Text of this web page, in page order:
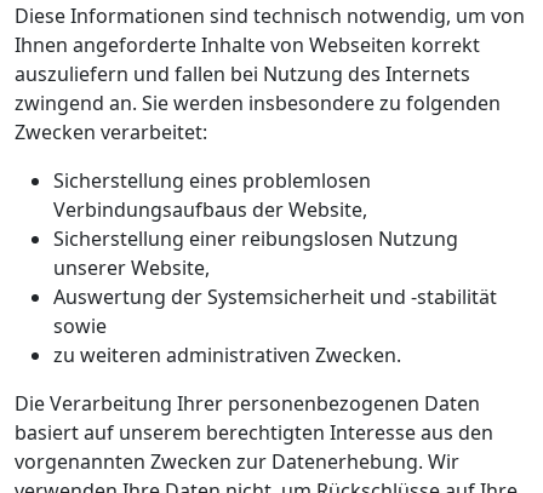
Diese Informationen sind technisch notwendig, um von
Ihnen angeforderte Inhalte von Webseiten korrekt
auszuliefern und fallen bei Nutzung des Internets
zwingend an. Sie werden insbesondere zu folgenden
Zwecken verarbeitet:
Sicherstellung eines problemlosen
Verbindungsaufbaus der Website,
Sicherstellung einer reibungslosen Nutzung
unserer Website,
Auswertung der Systemsicherheit und -stabilität
sowie
zu weiteren administrativen Zwecken.
Die Verarbeitung Ihrer personenbezogenen Daten
basiert auf unserem berechtigten Interesse aus den
vorgenannten Zwecken zur Datenerhebung. Wir